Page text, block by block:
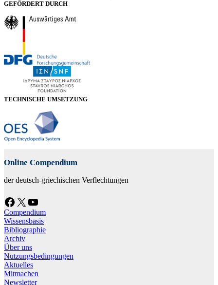
GEFÖRDERT DURCH
TECHNISCHE UMSETZUNG
Online Compendium
der deutsch-griechischen Verflechtungen
Facebook X YouTube
Compendium
Wissensbasis
Bibliographie
Archiv
Über uns
Nutzungsbedingungen
Aktuelles
Mitmachen
Newsletter